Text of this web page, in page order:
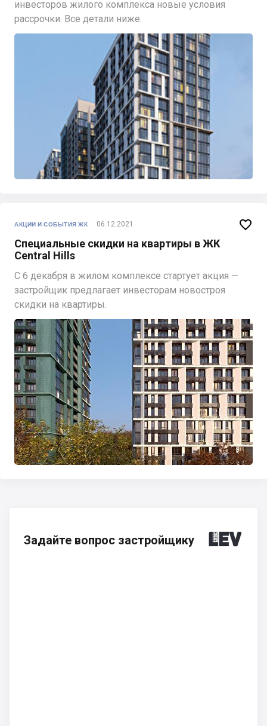
инвесторов жилого комплекса новые условия
рассрочки. Все детали ниже.
АКЦИИ И СОБЫТИЯ ЖК 06.12.2021
Специальные скидки на квартиры в ЖК
Central Hills
С 6 декабря в жилом комплексе стартует акция —
застройщик предлагает инвесторам новостроя
скидки на квартиры.

Задайте вопрос застройщику